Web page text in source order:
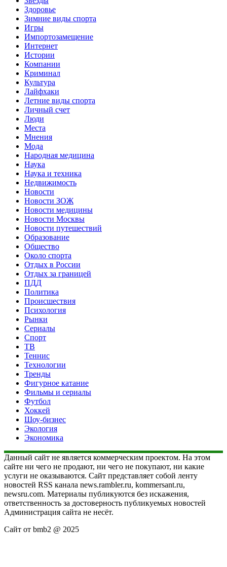
Здоровье
Зимние виды спорта
Игры
Импортозамещение
Интернет
Истории
Компании
Криминал
Культура
Лайфхаки
Летние виды спорта
Личный счет
Люди
Места
Мнения
Мода
Народная медицина
Наука
Наука и техника
Недвижимость
Новости
Новости ЗОЖ
Новости медицины
Новости Москвы
Новости путешествий
Образование
Общество
Около спорта
Отдых в России
Отдых за границей
ПДД
Политика
Происшествия
Психология
Рынки
Сериалы
Спорт
ТВ
Теннис
Технологии
Тренды
Фигурное катание
Фильмы и сериалы
Футбол
Хоккей
Шоу-бизнес
Экология
Экономика
Данный сайт не является коммерческим проектом. На этом
сайте ни чего не продают, ни чего не покупают, ни какие
услуги не оказываются. Сайт представляет собой ленту
новостей RSS канала news.rambler.ru, kommersant.ru,
newsru.com. Материалы публикуются без искажения,
ответственность за достоверность публикуемых новостей
Администрация сайта не несёт.
Сайт от bmb2 @ 2025